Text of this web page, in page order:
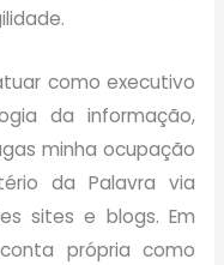
como executivo
da informação,
minha ocupação
da Palavra via
sites e blogs. Em
própria como